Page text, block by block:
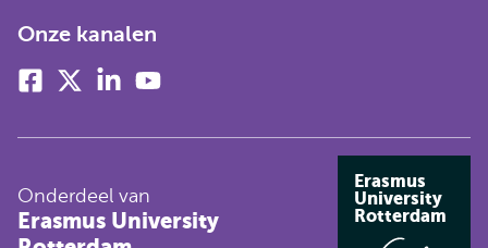
Onze kanalen
Facebook
twitter)
Linkedin
Onderdeel van
Erasmus University
Erasmus
University
Rotterdam